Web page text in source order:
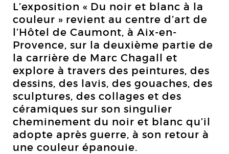
L’exposition « Du noir et blanc à la
couleur » revient au centre d’art de
l’Hôtel de Caumont, à Aix-en-
Provence, sur la deuxième partie de
la carrière de Marc Chagall et
explore à travers des peintures, des
dessins, des lavis, des gouaches, des
sculptures, des collages et des
céramiques sur son singulier
cheminement du noir et blanc qu’il
adopte après guerre, à son retour à
une couleur épanouie.